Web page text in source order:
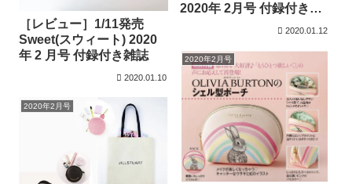
2020年 2月号 付録付き雑
2020.01.12
［レビュー］1/11発売
Sweet(スウィート) 2020
年 2 月号 付録付き雑誌
2020.01.10
2020年2月号
2020年2月号